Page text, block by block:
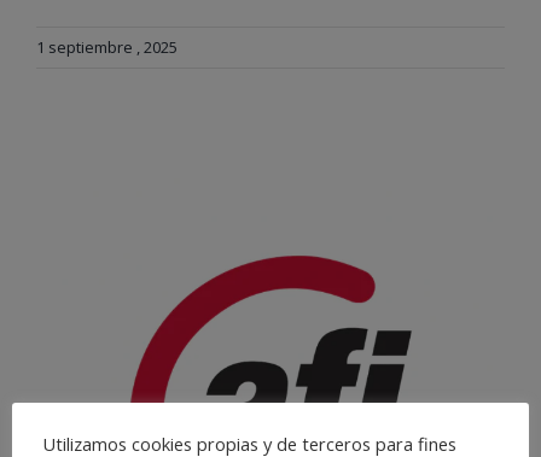
1 septiembre , 2025
Utilizamos cookies propias y de terceros para fines